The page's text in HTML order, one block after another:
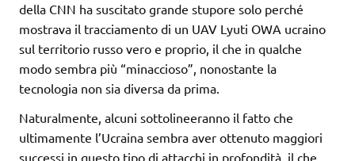
della CNN ha suscitato grande stupore solo perché
mostrava il tracciamento di un UAV Lyuti OWA ucraino
sul territorio russo vero e proprio, il che in qualche
modo sembra più “minaccioso”, nonostante la
tecnologia non sia diversa da prima.
Naturalmente, alcuni sottolineeranno il fatto che
ultimamente l’Ucraina sembra aver ottenuto maggiori
successi in questo tipo di attacchi in profondità, il che